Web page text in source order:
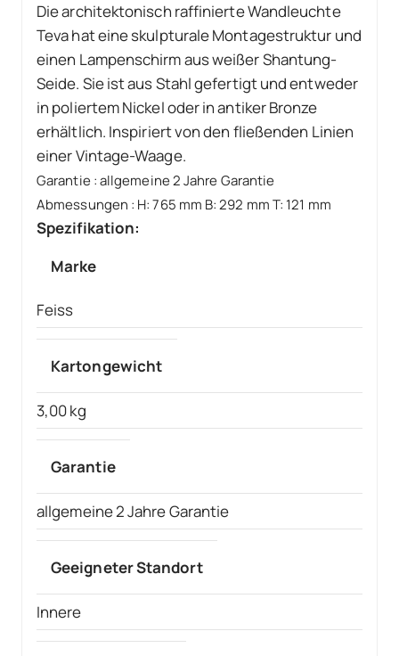
Die architektonisch raffinierte Wandleuchte
Teva hat eine skulpturale Montagestruktur und
einen Lampenschirm aus weißer Shantung-
Seide. Sie ist aus Stahl gefertigt und entweder
in poliertem Nickel oder in antiker Bronze
erhältlich. Inspiriert von den fließenden Linien
einer Vintage-Waage.
Garantie:allgemeine 2 Jahre Garantie
Abmessungen : H: 765 mm B: 292 mm T: 121 mm
Spezifikation:
Marke
Feiss
Kartongewicht
3,00 kg
Garantie
allgemeine 2 Jahre Garantie
Geeigneter Standort
Innere